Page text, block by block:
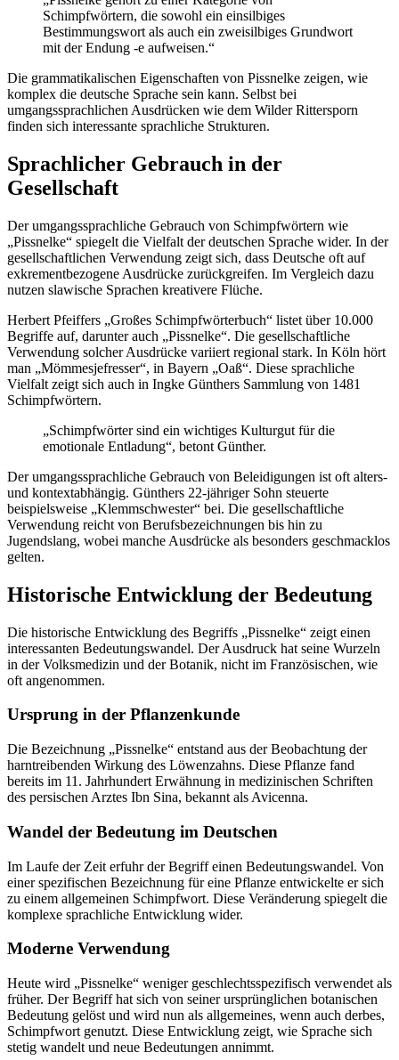
Schimpfwörtern, die sowohl ein einsilbiges
Bestimmungswort als auch ein zweisilbiges Grundwort
mit der Endung -e aufweisen.“
Die grammatikalischen Eigenschaften von Pissnelke zeigen, wie
komplex die deutsche Sprache sein kann. Selbst bei
umgangssprachlichen Ausdrücken wie dem Wilder Rittersporn
finden sich interessante sprachliche Strukturen.
Sprachlicher Gebrauch in der
Gesellschaft
Der umgangssprachliche Gebrauch von Schimpfwörtern wie
„Pissnelke“ spiegelt die Vielfalt der deutschen Sprache wider. In der
gesellschaftlichen Verwendung zeigt sich, dass Deutsche oft auf
exkrementbezogene Ausdrücke zurückgreifen. Im Vergleich dazu
nutzen slawische Sprachen kreativere Flüche.
Herbert Pfeiffers „Großes Schimpfwörterbuch“ listet über 10.000
Begriffe auf, darunter auch „Pissnelke“. Die gesellschaftliche
Verwendung solcher Ausdrücke variiert regional stark. In Köln hört
man „Mömmesjefresser“, in Bayern „Oaß“. Diese sprachliche
Vielfalt zeigt sich auch in Ingke Günthers Sammlung von 1481
Schimpfwörtern.
„Schimpfwörter sind ein wichtiges Kulturgut für die
emotionale Entladung“, betont Günther.
Der umgangssprachliche Gebrauch von Beleidigungen ist oft alters-
und kontextabhängig. Günthers 22-jähriger Sohn steuerte
beispielsweise „Klemmschwester“ bei. Die gesellschaftliche
Verwendung reicht von Berufsbezeichnungen bis hin zu
Jugendslang, wobei manche Ausdrücke als besonders geschmacklos
gelten.
Historische Entwicklung der Bedeutung
Die historische Entwicklung des Begriffs „Pissnelke“ zeigt einen
interessanten Bedeutungswandel. Der Ausdruck hat seine Wurzeln
in der Volksmedizin und der Botanik, nicht im Französischen, wie
oft angenommen.
Ursprung in der Pflanzenkunde
Die Bezeichnung „Pissnelke“ entstand aus der Beobachtung der
harntreibenden Wirkung des Löwenzahns. Diese Pflanze fand
bereits im 11. Jahrhundert Erwähnung in medizinischen Schriften
des persischen Arztes Ibn Sina, bekannt als Avicenna.
Wandel der Bedeutung im Deutschen
Im Laufe der Zeit erfuhr der Begriff einen Bedeutungswandel. Von
einer spezifischen Bezeichnung für eine Pflanze entwickelte er sich
zu einem allgemeinen Schimpfwort. Diese Veränderung spiegelt die
komplexe sprachliche Entwicklung wider.
Moderne Verwendung
Heute wird „Pissnelke“ weniger geschlechtsspezifisch verwendet als
früher. Der Begriff hat sich von seiner ursprünglichen botanischen
Bedeutung gelöst und wird nun als allgemeines, wenn auch derbes,
Schimpfwort genutzt. Diese Entwicklung zeigt, wie Sprache sich
stetig wandelt und neue Bedeutungen annimmt.